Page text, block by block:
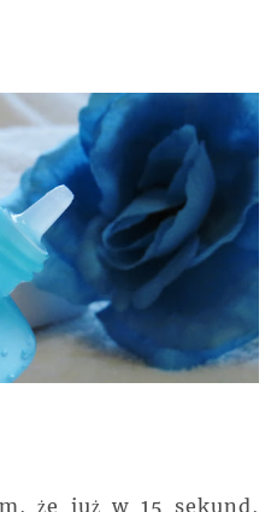
że już w 15 sekund,